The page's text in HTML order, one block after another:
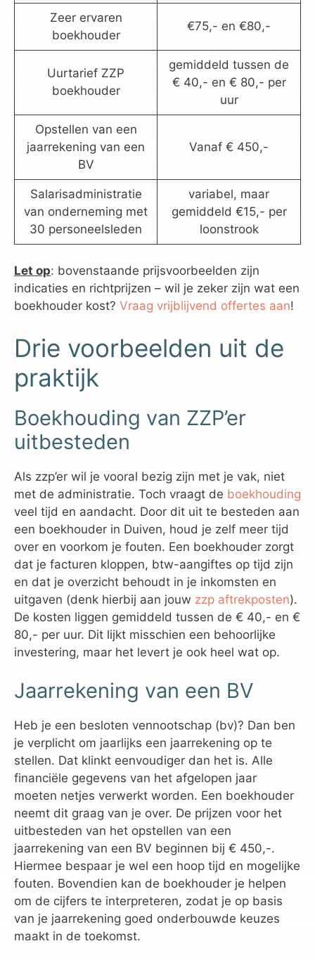
Zeer ervaren
boekhouder
€75,- en €80,-
Uurtarief ZZP
boekhouder
gemiddeld tussen de
€ 40,- en € 80,- per
uur
Opstellen van een
jaarrekening van een
BV
Vanaf € 450,-
Salarisadministratie
van onderneming met
30 personeelsleden
variabel, maar
gemiddeld €15,- per
loonstrook
Let op: bovenstaande prijsvoorbeelden zijn
indicaties en richtprijzen – wil je zeker zijn wat een
boekhouder kost? Vraag vrijblijvend offertes aan!
Drie voorbeelden uit de
praktijk
Boekhouding van ZZP’er
uitbesteden
Als zzp’er wil je vooral bezig zijn met je vak, niet
met de administratie. Toch vraagt de boekhouding
veel tijd en aandacht. Door dit uit te besteden aan
een boekhouder in Duiven, houd je zelf meer tijd
over en voorkom je fouten. Een boekhouder zorgt
dat je facturen kloppen, btw-aangiftes op tijd zijn
en dat je overzicht behoudt in je inkomsten en
uitgaven (denk hierbij aan jouw zzp aftrekposten).
De kosten liggen gemiddeld tussen de € 40,- en €
80,- per uur. Dit lijkt misschien een behoorlijke
investering, maar het levert je ook heel wat op.
Jaarrekening van een BV
Heb je een besloten vennootschap (bv)? Dan ben
je verplicht om jaarlijks een jaarrekening op te
stellen. Dat klinkt eenvoudiger dan het is. Alle
financiële gegevens van het afgelopen jaar
moeten netjes verwerkt worden. Een boekhouder
neemt dit graag van je over. De prijzen voor het
uitbesteden van het opstellen van een
jaarrekening van een BV beginnen bij € 450,-.
Hiermee bespaar je wel een hoop tijd en mogelijke
fouten. Bovendien kan de boekhouder je helpen
om de cijfers te interpreteren, zodat je op basis
van je jaarrekening goed onderbouwde keuzes
maakt in de toekomst.